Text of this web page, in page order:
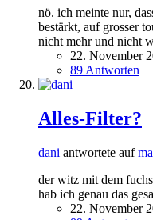
nö. ich meinte nur,
bestärkt, auf grosser
nicht mehr und nicht
22. November
89 Antworten
Alles-Filter?
dani antwortete auf
der witz mit dem
hab ich genau das
22. November